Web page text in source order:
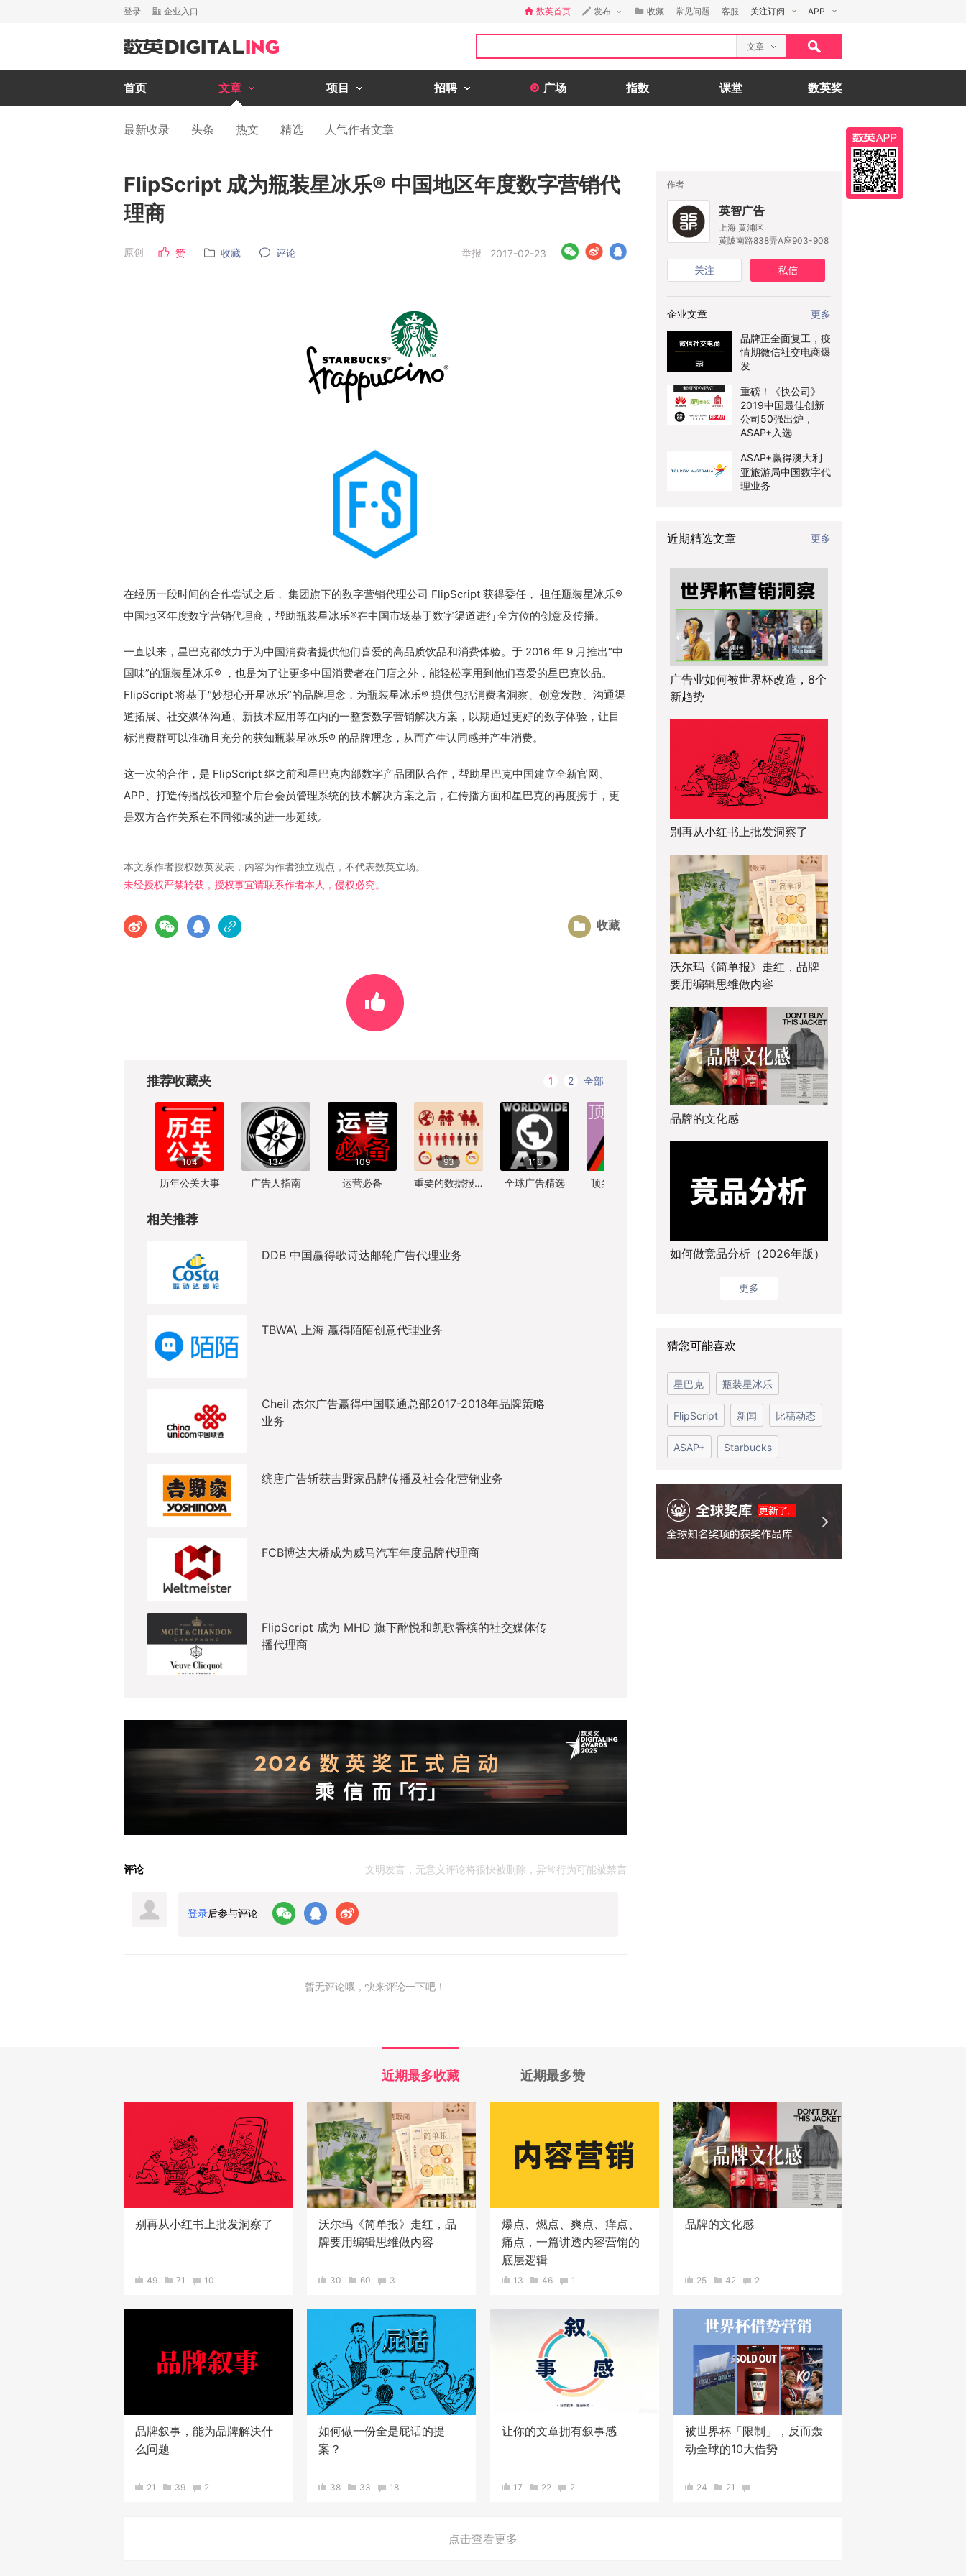
登录 企业入口 数英首页 发布 收藏 常见问题 客服 关注订阅 APP
文章
首页 文章 项目 招聘 广场 指数 课堂 数英奖
最新收录 头条 热文 精选 人气作者文章
FlipScript 成为瓶装星冰乐® 中国地区年度数字营销代
理商
原创 赞 收藏 评论 举报 2017-02-23
在经历一段时间的合作尝试之后， 集团旗下的数字营销代理公司 FlipScript 获得委任， 担任瓶装星冰乐®
中国地区年度数字营销代理商，帮助瓶装星冰乐®在中国市场基于数字渠道进行全方位的创意及传播。
一直以来，星巴克都致力于为中国消费者提供他们喜爱的高品质饮品和消费体验。于 2016 年 9 月推出“中
国味”的瓶装星冰乐® ，也是为了让更多中国消费者在门店之外，能轻松享用到他们喜爱的星巴克饮品。
FlipScript 将基于“妙想心开星冰乐”的品牌理念，为瓶装星冰乐® 提供包括消费者洞察、创意发散、沟通渠
道拓展、社交媒体沟通、新技术应用等在内的一整套数字营销解决方案，以期通过更好的数字体验，让目
标消费群可以准确且充分的获知瓶装星冰乐® 的品牌理念，从而产生认同感并产生消费。
这一次的合作，是 FlipScript 继之前和星巴克内部数字产品团队合作，帮助星巴克中国建立全新官网、
APP、打造传播战役和整个后台会员管理系统的技术解决方案之后，在传播方面和星巴克的再度携手，更
是双方合作关系在不同领域的进一步延续。
本文系作者授权数英发表，内容为作者独立观点，不代表数英立场。
未经授权严禁转载，授权事宜请联系作者本人，侵权必究。
收藏
推荐收藏夹 1 2 全部
104
历年公关大事
134
广告人指南
109
运营必备
93
重要的数据报告
118
全球广告精选 顶尖设计参考 我佩服的好创意
相关推荐
DDB 中国赢得歌诗达邮轮广告代理业务
TBWA\ 上海 赢得陌陌创意代理业务
Cheil 杰尔广告赢得中国联通总部2017-2018年品牌策略
业务
缤唐广告斩获吉野家品牌传播及社会化营销业务
FCB博达大桥成为威马汽车年度品牌代理商
FlipScript 成为 MHD 旗下酩悦和凯歌香槟的社交媒体传
播代理商
评论 文明发言，无意义评论将很快被删除，异常行为可能被禁言
登录后参与评论
暂无评论哦，快来评论一下吧！
作者
英智广告
上海 黄浦区
黄陂南路838弄A座903-908
关注 私信
企业文章 更多
品牌正全面复工，疫
情期微信社交电商爆
发
重磅！《快公司》
2019中国最佳创新
公司50强出炉，
ASAP+入选
ASAP+赢得澳大利
亚旅游局中国数字代
理业务
近期精选文章 更多
广告业如何被世界杯改造，8个
新趋势
别再从小红书上批发洞察了
沃尔玛《简单报》走红，品牌
要用编辑思维做内容
品牌的文化感
如何做竞品分析（2026年版）
更多
猜您可能喜欢
星巴克 瓶装星冰乐
FlipScript 新闻 比稿动态
ASAP+ Starbucks
近期最多收藏 近期最多赞
别再从小红书上批发洞察了
49 71 10
沃尔玛《简单报》走红，品
牌要用编辑思维做内容
30 60 3
爆点、燃点、爽点、痒点、
痛点，一篇讲透内容营销的
底层逻辑
13 46 1
品牌的文化感
25 42 2
品牌叙事，能为品牌解决什
么问题
21 39 2
如何做一份全是屁话的提
案？
38 33 18
让你的文章拥有叙事感
17 22 2
被世界杯「限制」，反而轰
动全球的10大借势
24 21
点击查看更多